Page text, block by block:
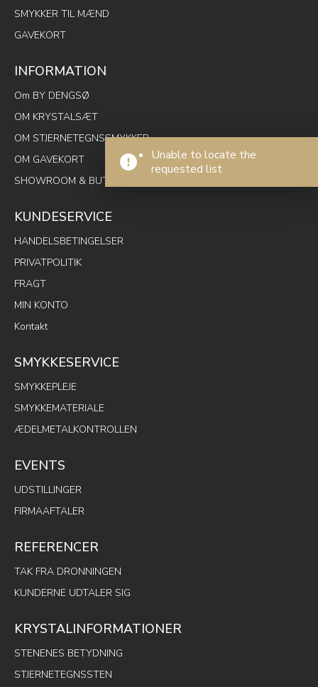
Unable to locate the
requested list
SMYKKER TIL MÆND
GAVEKORT
INFORMATION
Om BY DENGSØ
OM KRYSTALSÆT
OM STJERNETEGNSSMYKKER
OM GAVEKORT
SHOWROOM & BUTIK SPOTON
KUNDESERVICE
HANDELSBETINGELSER
PRIVATPOLITIK
FRAGT
MIN KONTO
Kontakt
SMYKKESERVICE
SMYKKEPLEJE
SMYKKEMATERIALE
ÆDELMETALKONTROLLEN
EVENTS
UDSTILLINGER
FIRMAAFTALER
REFERENCER
TAK FRA DRONNINGEN
KUNDERNE UDTALER SIG
KRYSTALINFORMATIONER
STENENES BETYDNING
STJERNETEGNSSTEN